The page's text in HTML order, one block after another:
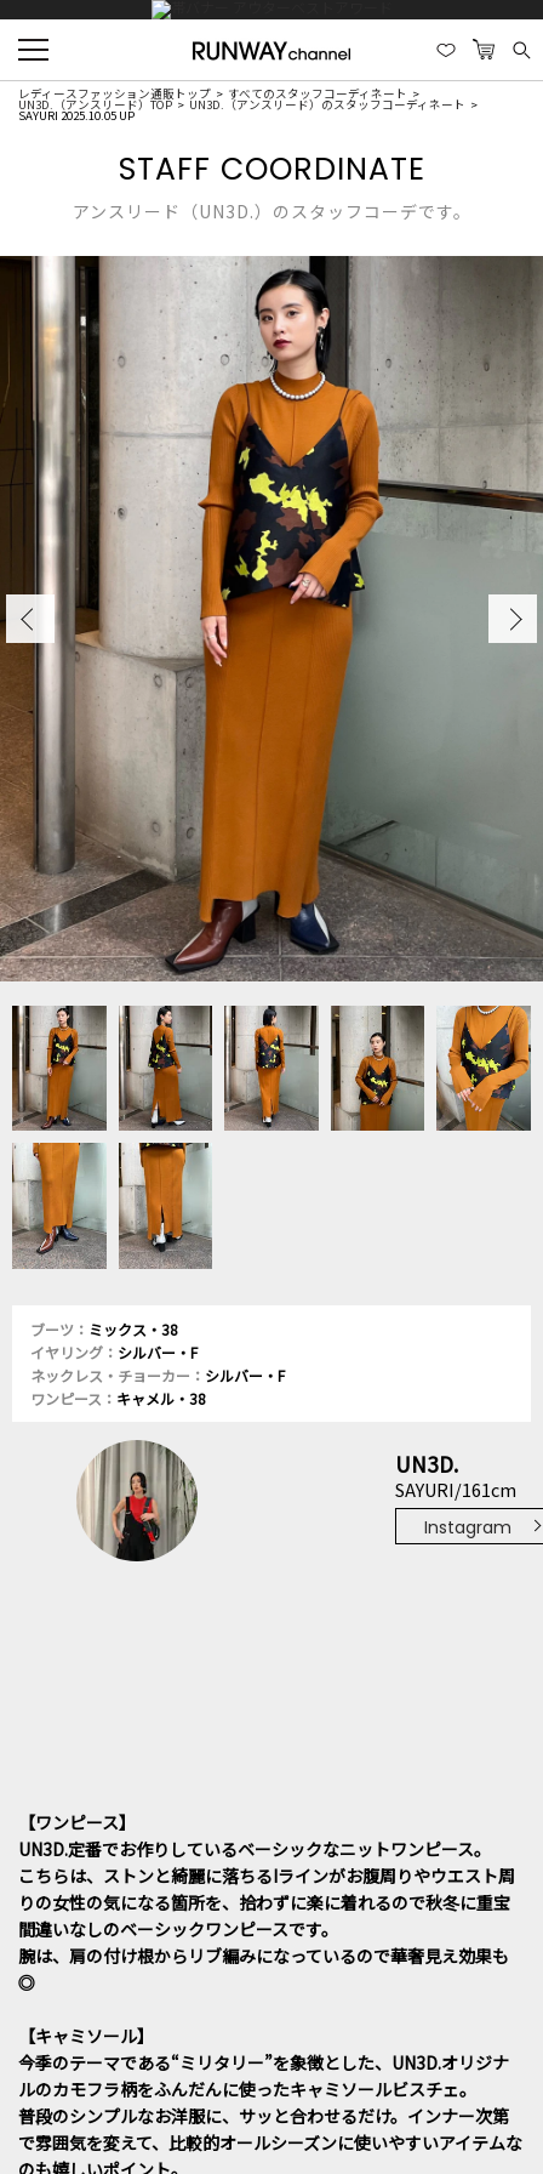
レディースファッション通販トップ すべてのスタッフコーディネート
UN3D.（アンスリード）TOP UN3D.（アンスリード）のスタッフコーディネート
SAYURI 2025.10.05 UP
STAFF COORDINATE
アンスリード（UN3D.）のスタッフコーデです。
ブーツ： ミックス・38
イヤリング： シルバー・F
ネックレス・チョーカー： シルバー・F
ワンピース： キャメル・38
UN3D.
SAYURI/161cm
Instagram
【ワンピース】
UN3D.定番でお作りしているベーシックなニットワンピース。
こちらは、ストンと綺麗に落ちるIラインがお腹周りやウエスト周
りの女性の気になる箇所を、拾わずに楽に着れるので秋冬に重宝
間違いなしのベーシックワンピースです。
腕は、肩の付け根からリブ編みになっているので華奢見え効果も
◎
【キャミソール】
今季のテーマである“ミリタリー”を象徴とした、UN3D.オリジナ
ルのカモフラ柄をふんだんに使ったキャミソールビスチェ。
普段のシンプルなお洋服に、サッと合わせるだけ。インナー次第
で雰囲気を変えて、比較的オールシーズンに使いやすいアイテムな
のも嬉しいポイント。